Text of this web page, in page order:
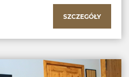
SZCZEGÓŁY